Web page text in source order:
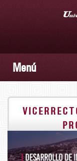
Menú